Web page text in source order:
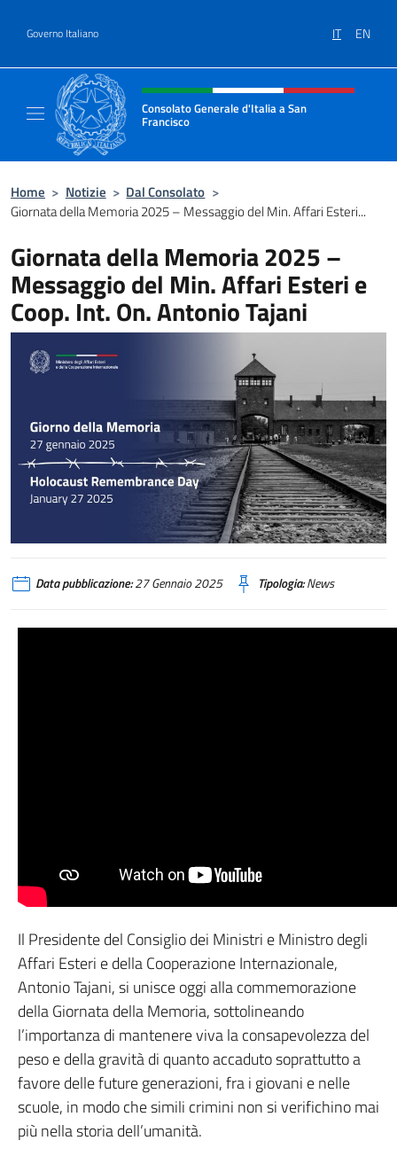
Governo Italiano IT EN
Intestazione sito, social e menù
Consolato Generale d'Italia a San
Francisco
Home > Notizie > Dal Consolato >
Giornata della Memoria 2025 – Messaggio del Min. Affari Esteri...
Giornata della Memoria 2025 –
Messaggio del Min. Affari Esteri e
Coop. Int. On. Antonio Tajani
Data pubblicazione:27 Gennaio 2025 Tipologia:News
Il Presidente del Consiglio dei Ministri e Ministro degli
Affari Esteri e della Cooperazione Internazionale,
Antonio Tajani, si unisce oggi alla commemorazione
della Giornata della Memoria, sottolineando
l’importanza di mantenere viva la consapevolezza del
peso e della gravità di quanto accaduto soprattutto a
favore delle future generazioni, fra i giovani e nelle
scuole, in modo che simili crimini non si verifichino mai
più nella storia dell’umanità.